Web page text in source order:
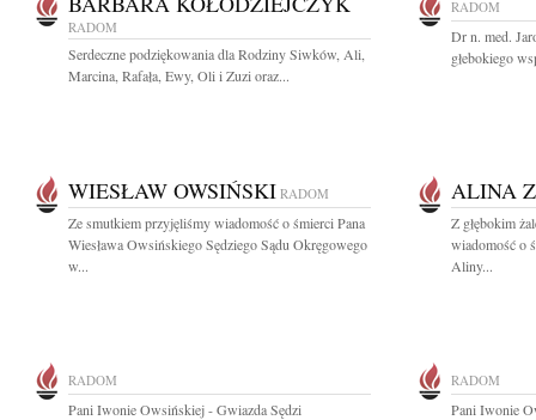
RADOM
Serdeczne podziękowania dla Rodziny Siwków, Ali,
Marcina, Rafała, Ewy, Oli i Zuzi oraz...
RADOM
Dr n. med.
głebokiego
WIESŁAW OWSIŃSKI RADOM
Ze smutkiem przyjęliśmy wiadomość o śmierci Pana
Wiesława Owsińskiego Sędziego Sądu Okręgowego
w...
ALINA
Z głębokim
wiadomość o
Aliny...
RADOM
Pani Iwonie Owsińskiej - Gwiazda Sędzi
RADOM
Pani Iwonie